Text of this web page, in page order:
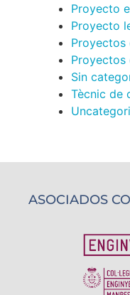
Proyecto
Proyecto
Proyectos
Proyectos
Sin
Tècnic de
ASOCIADOS